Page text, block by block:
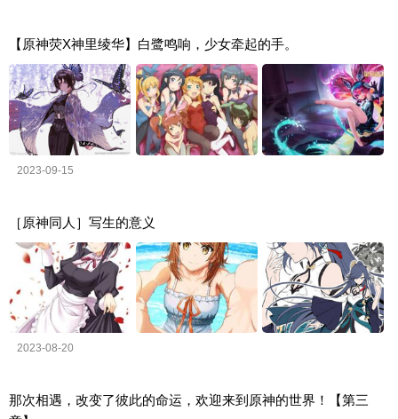
【原神荧X神里绫华】白鹭鸣响，少女牵起的手。
2023-09-15
［原神同人］写生的意义
2023-08-20
那次相遇，改变了彼此的命运，欢迎来到原神的世界！【第三